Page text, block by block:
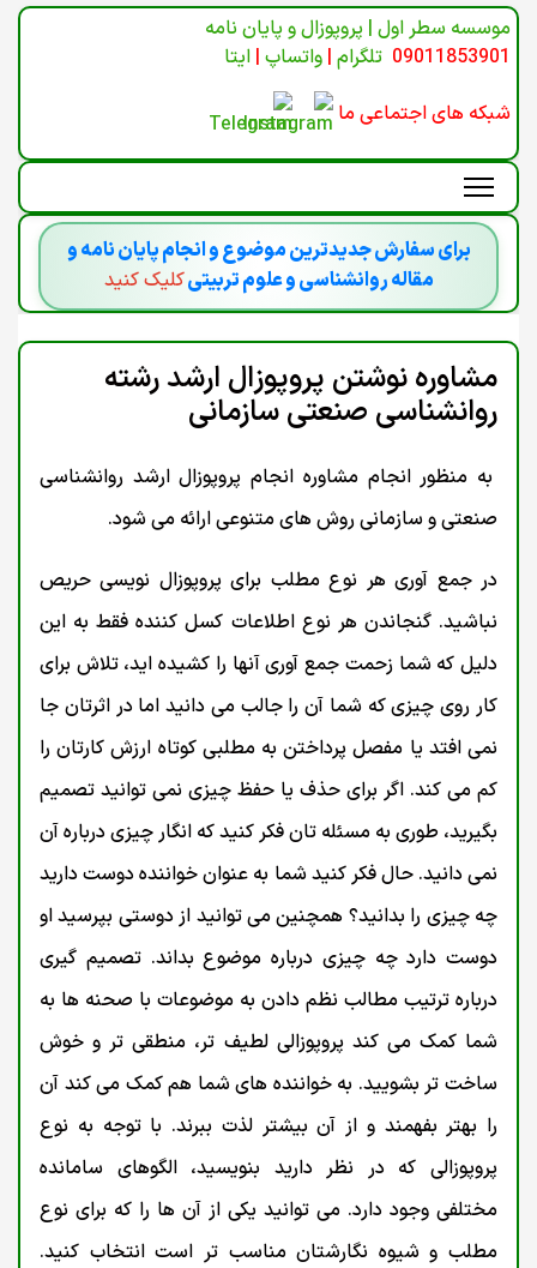
موسسه سطر اول | پروپوزال و پایان نامه
09011853901 تلگرام | واتساپ | ایتا
شبکه های اجتماعی ما
برای سفارش جدیدترین موضوع و انجام پایان نامه و
مقاله روانشناسی و علوم تربیتیکلیک کنید
مشاوره نوشتن پروپوزال ارشد رشته
روانشناسی صنعتی سازمانی
به منظور انجام مشاوره انجام پروپوزال ارشد روانشناسی
صنعتی و سازمانی روش های متنوعی ارائه می شود.
در جمع آوری هر نوع مطلب برای پروپوزال نویسی حریص
نباشید. گنجاندن هر نوع اطلاعات کسل کننده فقط به این
دلیل که شما زحمت جمع آوری آنها را کشیده اید، تلاش برای
کار روی چیزی که شما آن را جالب می دانید اما در اثرتان جا
نمی افتد یا مفصل پرداختن به مطلبی کوتاه ارزش کارتان را
کم می کند. اگر برای حذف یا حفظ چیزی نمی توانید تصمیم
بگیرید، طوری به مسئله تان فکر کنید که انگار چیزی درباره آن
نمی دانید. حال فکر کنید شما به عنوان خواننده دوست دارید
چه چیزی را بدانید؟ همچنین می توانید از دوستی بپرسید او
دوست دارد چه چیزی درباره موضوع بداند. تصمیم گیری
درباره ترتیب مطالب نظم دادن به موضوعات با صحنه ها به
شما کمک می کند پروپوزالی لطيف تر، منطقی تر و خوش
ساخت تر بشویید. به خواننده های شما هم کمک می کند آن
را بهتر بفهمند و از آن بیشتر لذت ببرند. با توجه به نوع
پروپوزالی که در نظر دارید بنویسید، الگوهای سامانده
مختلفی وجود دارد. می توانید یکی از آن ها را که برای نوع
مطلب و شیوه نگارشتان مناسب تر است انتخاب کنید.